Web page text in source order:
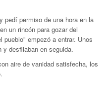
pedí permiso de una hora en la
un rincón para gozar del
empezó a entrar. Unos
y desfilaban en seguida.
aire de vanidad satisfecha, los